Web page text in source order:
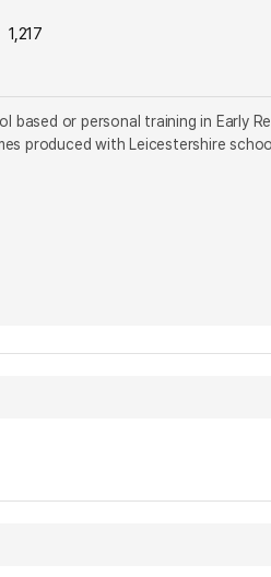
1,217
or personal training in Early
produced with Leicestershire